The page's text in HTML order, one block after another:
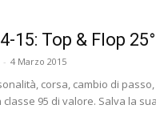
15: Top & Flop
- 4 Marzo 2015
corsa, cambio di
95 di valore. Salva la